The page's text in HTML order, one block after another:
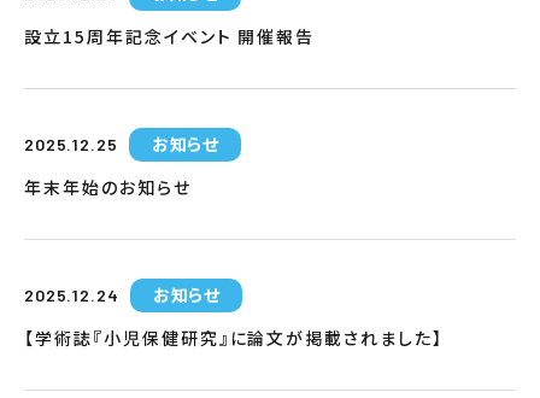
設立15周年記念イベント 開催報告
2025.12.25
お知らせ
年末年始のお知らせ
2025.12.24
お知らせ
【学術誌『小児保健研究』に論文が掲載されました】